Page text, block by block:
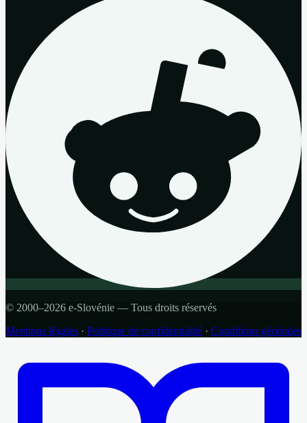
© 2000–2026 e-Slovénie — Tous droits réservés
Mentions légales · Politique de confidentialité · Conditions générales